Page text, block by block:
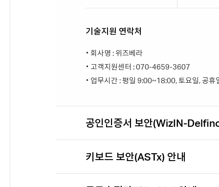
기술지원 연락처
회사명 : 위즈베라
고객지원센터 : 070-4659-3607
업무시간 : 평일 9:00~18:00, 토요일, 공휴
공인인증서 보안(WizIN-
키보드 보안(ASTx) 안내